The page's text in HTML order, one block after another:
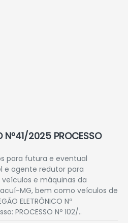
Nº41/2025 PROCESSO
para futura e eventual
e agente redutor para
e máquinas da
MG, bem como veículos de
ELETRÔNICO Nº
PROCESSO Nº 102/..